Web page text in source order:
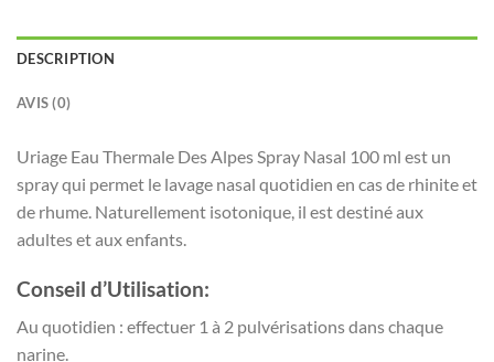
DESCRIPTION
AVIS (0)
Uriage Eau Thermale Des Alpes Spray Nasal 100 ml est un
spray qui permet le lavage nasal quotidien en cas de rhinite et
de rhume. Naturellement isotonique, il est destiné aux
adultes et aux enfants.
Conseil d’Utilisation:
Au quotidien : effectuer 1 à 2 pulvérisations dans chaque
narine.